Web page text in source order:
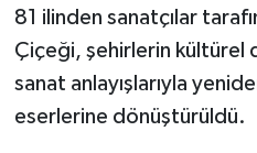
81 ilinden sanatçılar
Çiçeği, şehirlerin kültürel
sanat anlayışlarıyla
eserlerine dönüştürüldü.